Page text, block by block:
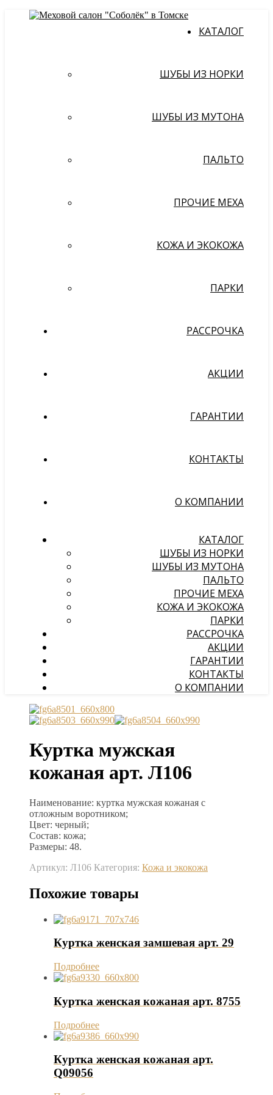
КАТАЛОГ
ШУБЫ ИЗ НОРКИ
ШУБЫ ИЗ МУТОНА
ПАЛЬТО
ПРОЧИЕ МЕХА
КОЖА И ЭКОКОЖА
ПАРКИ
РАССРОЧКА
АКЦИИ
ГАРАНТИИ
КОНТАКТЫ
О КОМПАНИИ
КАТАЛОГ
ШУБЫ ИЗ НОРКИ
ШУБЫ ИЗ МУТОНА
ПАЛЬТО
ПРОЧИЕ МЕХА
КОЖА И ЭКОКОЖА
ПАРКИ
РАССРОЧКА
АКЦИИ
ГАРАНТИИ
КОНТАКТЫ
О КОМПАНИИ
Куртка мужская
кожаная арт. Л106
Наименование: куртка мужская кожаная с
отложным воротником;
Цвет: черный;
Состав: кожа;
Размеры: 48.
Артикул: Л106 Категория: Кожа и экокожа
Похожие товары
Куртка женская замшевая арт. 29
Подробнее
Куртка женская кожаная арт. 8755
Подробнее
Куртка женская кожаная арт.
Q09056